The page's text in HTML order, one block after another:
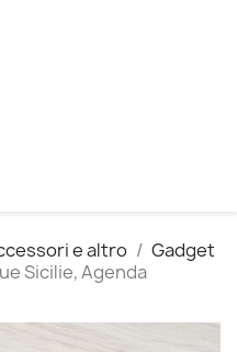
e altro
Gadget
Sicilie, Agenda